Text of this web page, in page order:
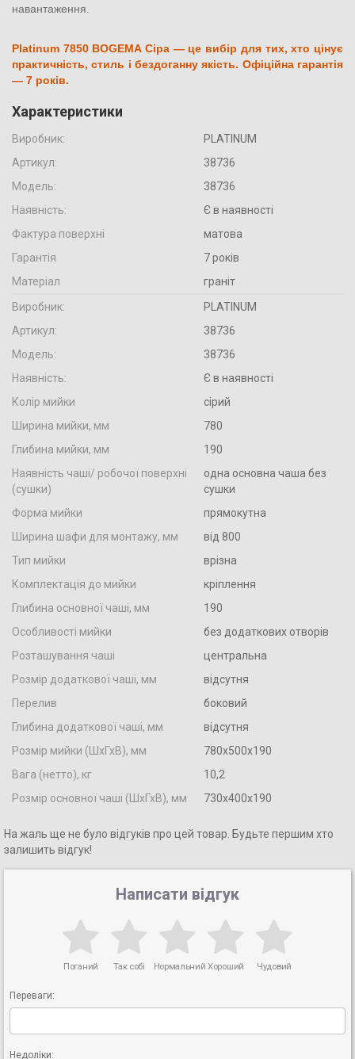
навантаження.
Platinum 7850 BOGEMA Сіра — це вибір для тих, хто цінує
практичність, стиль і бездоганну якість. Офіційна гарантія
— 7 років.
Характеристики
Виробник:
PLATINUM
Артикул:
38736
Модель:
38736
Наявність:
Є в наявності
Фактура поверхні
матова
Гарантія
7 років
Матеріал
граніт
Виробник:
PLATINUM
Артикул:
38736
Модель:
38736
Наявність:
Є в наявності
Колір мийки
сірий
Ширина мийки, мм
780
Глибина мийки, мм
190
Наявність чаші/ робочої поверхні
(сушки)
одна основна чаша без
сушки
Форма мийки
прямокутна
Ширина шафи для монтажу, мм
від 800
Тип мийки
врізна
Комплектація до мийки
кріплення
Глибина основної чаші, мм
190
Особливості мийки
без додаткових отворів
Розташування чаші
центральна
Розмір додаткової чаші, мм
відсутня
Перелив
боковий
Глибина додаткової чаші, мм
відсутня
Розмір мийки (ШхГхВ), мм
780х500х190
Вага (нетто), кг
10,2
Розмір основної чаші (ШхГхВ), мм
730х400х190
На жаль ще не було відгуків про цей товар. Будьте першим хто
залишить відгук!
Написати відгук
Поганий Так собі Нормальний Хороший Чудовий
Переваги:
Недоліки: